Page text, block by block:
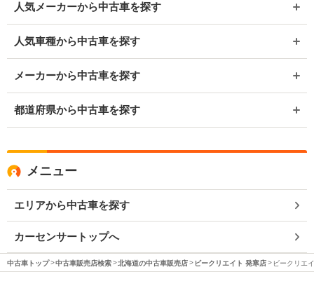
人気メーカーから中古車を探す
人気車種から中古車を探す
メーカーから中古車を探す
都道府県から中古車を探す
メニュー
エリアから中古車を探す
カーセンサートップへ
中古車トップ 中古車販売店検索 北海道の中古車販売店 ビークリエイト 発寒店 ビークリエ